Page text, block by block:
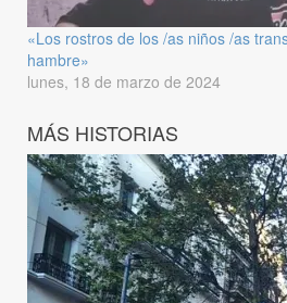
«Los rostros de los /as niños /as
hambre»
lunes, 18 de marzo de 2024
MÁS HISTORIAS